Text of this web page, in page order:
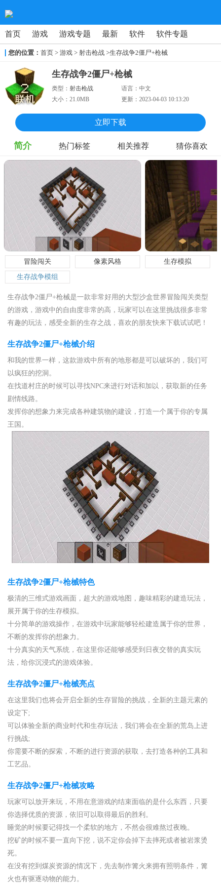
首页 游戏 游戏专题 最新 软件 软件专题
您的位置： 首页 > 游戏 > 射击枪战 >生存战争2僵尸+枪械
生存战争2僵尸+枪械
类型： 射击枪战 语言：中文
大小： 21.0MB 更新：2023-04-03 10:13:20
立即下载
简介 热门标签 相关推荐 猜你喜欢
冒险闯关 像素风格 生存模拟
生存战争模组
生存战争2僵尸+枪械是一款非常好用的大型沙盒世界冒险闯关类型
的游戏，游戏中的自由度非常的高，玩家可以在这里挑战很多非常
有趣的玩法，感受全新的生存之战，喜欢的朋友快来下载试试吧！
生存战争2僵尸+枪械介绍
和我的世界一样，这款游戏中所有的地形都是可以破坏的，我们可
以疯狂的挖洞。
在找道村庄的时候可以寻找NPC来进行对话和加以，获取新的任务
剧情线路。
发挥你的想象力来完成各种建筑物的建设，打造一个属于你的专属
王国。
生存战争2僵尸+枪械特色
极清的三维式游戏画面，超大的游戏地图，趣味精彩的建造玩法，
展开属于你的生存模拟。
十分简单的游戏操作，在游戏中玩家能够轻松建造属于你的世界，
不断的发挥你的想象力。
十分真实的天气系统，在这里你还能够感受到日夜交替的真实玩
法，给你沉浸式的游戏体验。
生存战争2僵尸+枪械亮点
在这里我们也将会开启全新的生存冒险的挑战，全新的主题元素的
设定下;
可以体验全新的商业时代和生存玩法，我们将会在全新的荒岛上进
行挑战;
你需要不断的探索，不断的进行资源的获取，去打造各种的工具和
工艺品。
生存战争2僵尸+枪械攻略
玩家可以放开来玩，不用在意游戏的结束面临的是什么东西，只要
你选择优质的资源，依旧可以取得最后的胜利。
睡觉的时候要记得找一个柔软的地方，不然会很难熬过夜晚。
挖矿的时候不要一直向下挖，说不定你会掉下去摔死或者被岩浆烫
死。
在没有挖到煤炭资源的情况下，先去制作篝火来拥有照明条件，篝
火也有驱逐动物的能力。